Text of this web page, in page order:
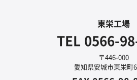
東栄工場
TEL 0566-
〒446-000
愛知県安城市東栄町